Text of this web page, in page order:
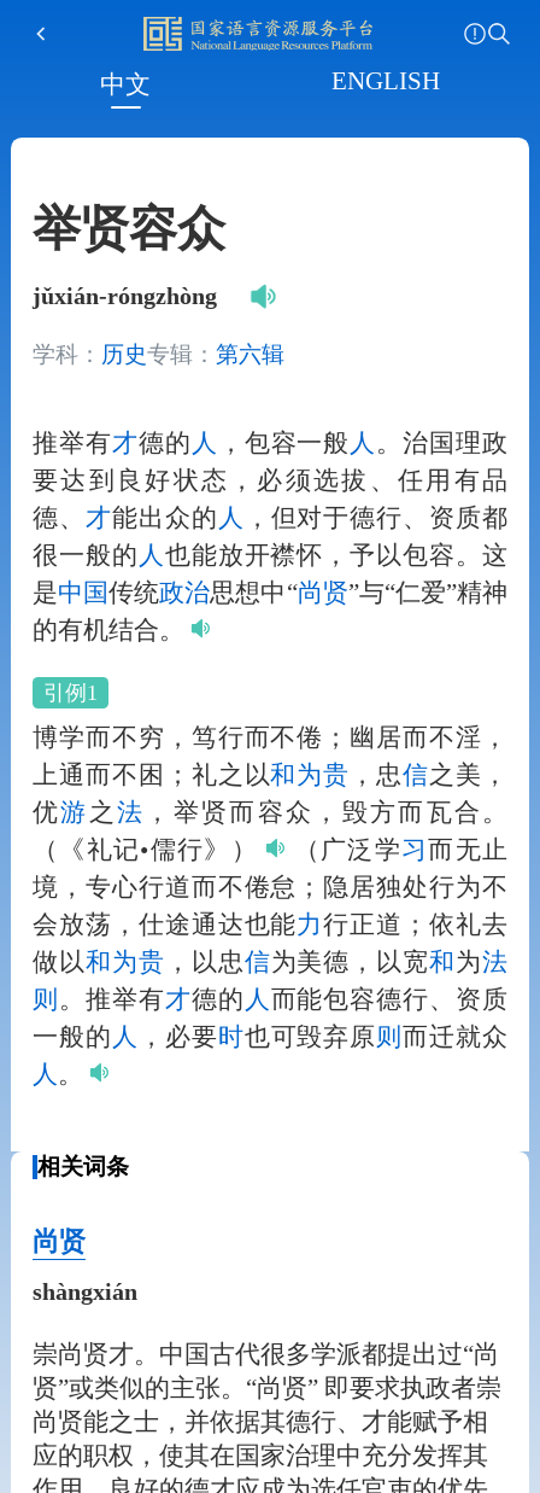
中文 ENGLISH
举贤容众
jǔxián-róngzhòng
学科： 历史专辑： 第六辑
推举有才德的 人 ，包容一般 人 。治国理政
要达到良好状态，必须选拔、任用有品
德、 才能出众的 人
，但对于德行、资质都
很一般的 人 也能放开襟怀，予以包容。这
是中国传统政治思想中“尚贤”与“仁爱”精神
的有机结合。
引例1
博学而不穷，笃行而不倦；幽居而不淫，
上通而不困；礼之以和 为贵 ，忠信之美，
优游 之 法 ，举贤而容众，毁方而瓦合。
（《礼记•儒行》）
（广泛学习 而无止
境，专心行道而不倦怠；隐居独处行为不
会放荡，仕途通达也能力行正道；依礼去
做以和 为贵 ，以忠信为美德，以宽和 为法
则 。推举有才德的 人 而能包容德行、资质
一般的 人 ，必要时也可毁弃原 则 而迁就众
人 。
相关词条
尚贤
shàngxián
崇尚贤才。中国古代很多学派都提出过“尚
贤”或类似的主张。“尚贤” 即要求执政者崇
尚贤能之士，并依据其德行、才能赋予相
应的职权，使其在国家治理中充分发挥其